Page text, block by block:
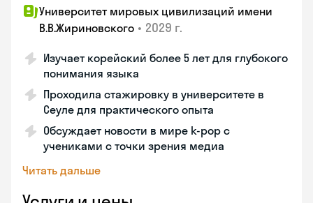
Университет мировых цивилизаций имени
В.В.Жириновского • 2029 г.
Изучает корейский более 5 лет для глубокого
понимания языка
Проходила стажировку в университете в
Сеуле для практического опыта
Обсуждает новости в мире k-pop с
учениками с точки зрения медиа
Читать дальше